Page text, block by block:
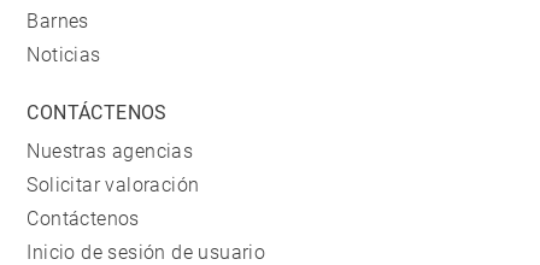
Barnes
Noticias
CONTÁCTENOS
Nuestras agencias
Solicitar valoración
Contáctenos
Inicio de sesión de usuario